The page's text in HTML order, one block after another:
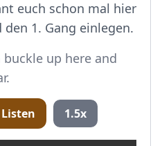
euch schon mal hier
1. Gang einlegen.
buckle up here and
Listen 1.5x